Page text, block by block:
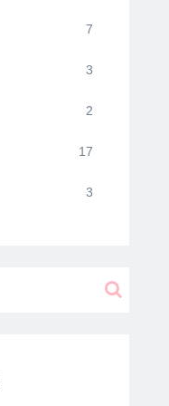
7
3
2
17
3